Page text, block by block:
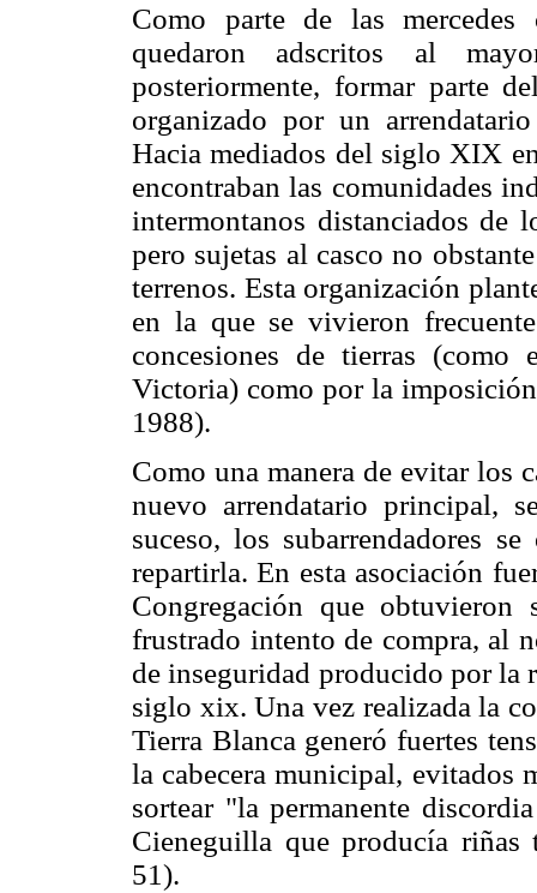
Como parte de las
quedaron adscritos al
posteriormente, formar parte
organizado por un
Hacia mediados del siglo XIX
encontraban las comunidades
intermontanos distanciados de
pero sujetas al casco no
terrenos. Esta organización
en la que se vivieron
concesiones de tierras
Victoria) como por la
1988).
Como una manera de evitar los
nuevo arrendatario principal,
suceso, los subarrendadores
repartirla. En esta asociación
Congregación que
frustrado intento de compra, al
de inseguridad producido por la
siglo xix. Una vez realizada la
Tierra Blanca generó fuertes
la cabecera municipal, evitados
sortear "la permanente
Cieneguilla que producía
51).